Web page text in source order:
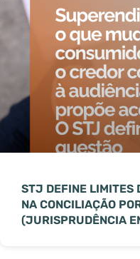
STJ DEFINE LIMITES
NA CONCILIAÇÃO
(JURISPRUDÊNCIA